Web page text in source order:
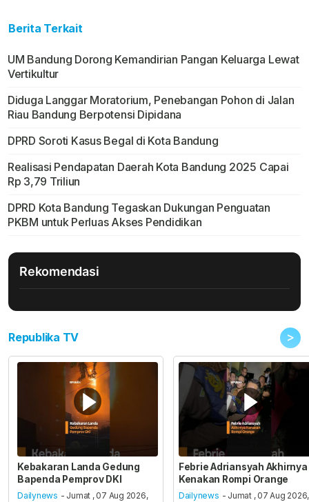
Berita Terkait
UM Bandung Dorong Kemandirian Pangan Keluarga Lewat
Vertikultur
Diduga Langgar Moratorium, Penebangan Pohon di Jalan
Riau Bandung Berpotensi Dipidana
DPRD Soroti Kasus Begal di Kota Bandung
Realisasi Pendapatan Daerah Kota Bandung 2025 Capai
Rp 3,79 Triliun
DPRD Kota Bandung Tegaskan Dukungan Penguatan
PKBM untuk Perluas Akses Pendidikan
Rekomendasi
Republika TV >
Kebakaran Landa Gedung
Bapenda Pemprov DKI
Dailynews - Jumat , 07 Aug 2026,
Febrie Adriansyah Akhirnya
Kenakan Rompi Orange
Dailynews - Jumat , 07 Aug 2026,